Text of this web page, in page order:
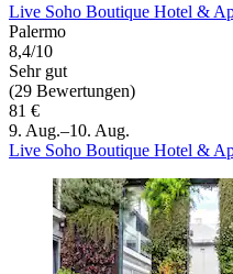
Live Soho Boutique Hotel &
Palermo
8,4/10
Sehr gut
(29 Bewertungen)
81 €
9. Aug.–10. Aug.
Live Soho Boutique Hotel &